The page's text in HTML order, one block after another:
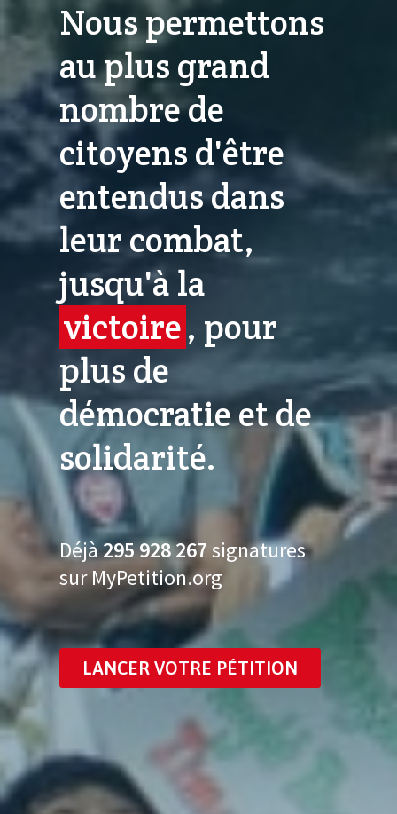
Nous permettons
au plus grand
nombre de
citoyens d'être
entendus dans
leur combat,
jusqu'à la
victoire, pour
plus de
démocratie et de
solidarité.
Déjà295 928 282signatures
sur MyPetition.org
LANCER VOTRE PÉTITION